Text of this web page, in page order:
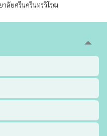
ลัยศรีนครินทรวิโรฒ